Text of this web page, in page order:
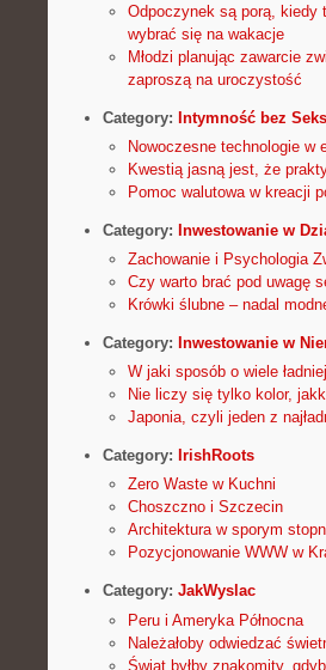
Odpoczynek są porą, kiedy
wybrać się na wakacje
Młodzi planując zawarcie
zaproszą na uroczystość
Category: Intymność bez
Nowoczesne technologie w
Kwestią jasną jest, że
Pomoc walutowa w kreacji
Category: Inwestowanie w
Zachowanie i Psychologia
Czy warto brać pod uwagę
Krówki ślubne – nadal
Category: Inwestowanie w
W jaki sposób o wiele
Nie liczy się tylko kolor,
Japonia, czyli jeden z
Category: IrishRoots
Zero Waste w Kuchni
Choszczno i Szczecin
Architektura w sporym
Pozycjonowanie WWW w
Category: JakWyslac
Peru i Ameryka Północna
Należałoby odwiedzać
Świat byłby znakomity,